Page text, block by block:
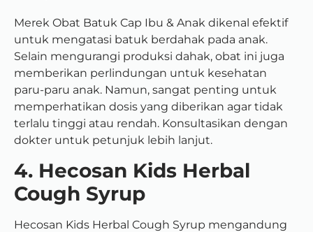
Merek Obat Batuk Cap Ibu & Anak dikenal efektif
untuk mengatasi batuk berdahak pada anak.
Selain mengurangi produksi dahak, obat ini juga
memberikan perlindungan untuk kesehatan
paru-paru anak. Namun, sangat penting untuk
memperhatikan dosis yang diberikan agar tidak
terlalu tinggi atau rendah. Konsultasikan dengan
dokter untuk petunjuk lebih lanjut.
4. Hecosan Kids Herbal
Cough Syrup
Hecosan Kids Herbal Cough Syrup mengandung